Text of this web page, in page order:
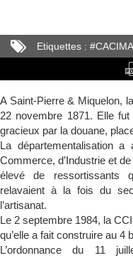
Etiquettes : #
A Saint-Pierre & Miquelon,
22 novembre 1871. Elle
gracieux par la douane,
La départementalisation a
Commerce, d’Industrie et
élevé de ressortissants
relavaient à la fois du
l’artisanat.
Le 2 septembre 1984, la
qu’elle a fait construire au 4
L’ordonnance du 11